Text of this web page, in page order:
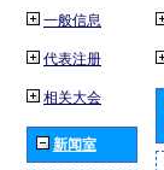
一般信息
代表注册
相关大会
新闻室